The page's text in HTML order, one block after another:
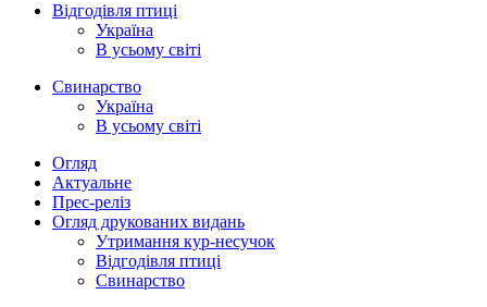
Відгодівля птиці
Україна
В усьому світі
Свинарство
Україна
В усьому світі
Огляд
Актуальне
Прес-реліз
Огляд друкованих видань
Утримання кур-несучок
Відгодівля птиці
Свинарство